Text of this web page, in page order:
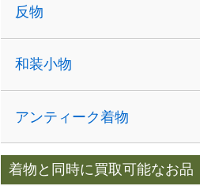
反物
和装小物
アンティーク着物
着物と同時に買取可能なお品